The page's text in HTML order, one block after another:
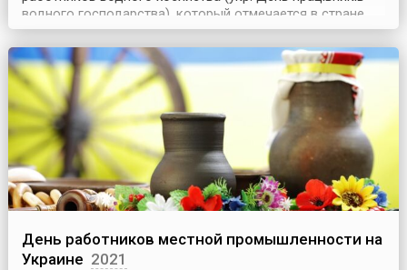
водного господарства), который отмечается в стране
ежегодно в первое воскресенье июня, — установлен
Указом Президента Украины № 226/2003 от 18 марта
2003 года.Водное хозяйство Украины тесно связано со
всеми отраслями народного хозяйства и влияет на раз...
День работников местной промышленности на
Украине 2021